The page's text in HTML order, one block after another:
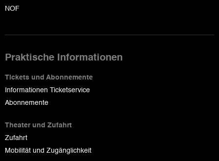
NOF
Praktische Informationen
Tickets und Abonnemente
Informationen Ticketservice
Abonnemente
Theater und Zufahrt
Zufahrt
Mobilität und Zugänglichkeit